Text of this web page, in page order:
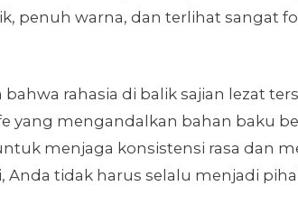
penuh warna, dan terlihat sangat
rahasia di balik sajian lezat
yang mengandalkan bahan baku
menjaga konsistensi rasa dan
Anda tidak harus selalu menjadi